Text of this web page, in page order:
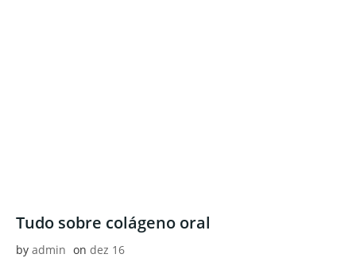
Tudo sobre colágeno oral
by admin on dez 16